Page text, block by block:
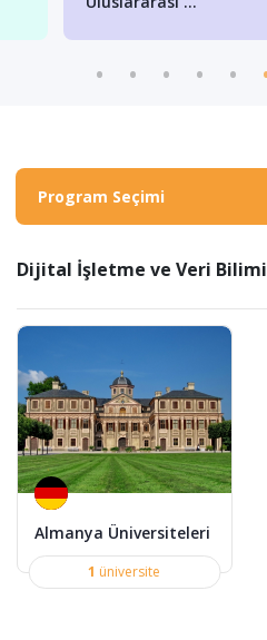
Program Seçimi
Dijital İşletme ve Veri Bilimi
Almanya Üniversiteleri
1 üniversite